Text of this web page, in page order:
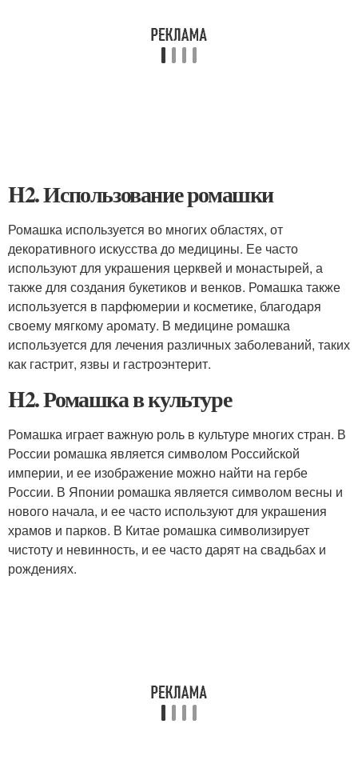
H2. Использование ромашки
Ромашка используется во многих областях, от
декоративного искусства до медицины. Ее часто
используют для украшения церквей и монастырей, а
также для создания букетиков и венков. Ромашка также
используется в парфюмерии и косметике, благодаря
своему мягкому аромату. В медицине ромашка
используется для лечения различных заболеваний, таких
как гастрит, язвы и гастроэнтерит.
H2. Ромашка в культуре
Ромашка играет важную роль в культуре многих стран. В
России ромашка является символом Российской
империи, и ее изображение можно найти на гербе
России. В Японии ромашка является символом весны и
нового начала, и ее часто используют для украшения
храмов и парков. В Китае ромашка символизирует
чистоту и невинность, и ее часто дарят на свадьбах и
рождениях.